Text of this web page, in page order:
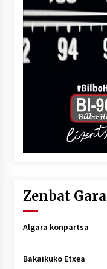
Zenbat
Algara konpartsa
Bakaikuko Etxea